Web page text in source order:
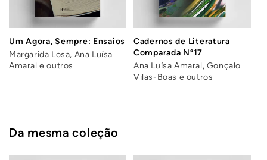
Um Agora, Sempre: Ensaios
Margarida Losa, Ana Luísa
Amaral e outros
Cadernos de Literatura
Comparada Nº17
Ana Luísa Amaral, Gonçalo
Vilas-Boas e outros
Da mesma coleção